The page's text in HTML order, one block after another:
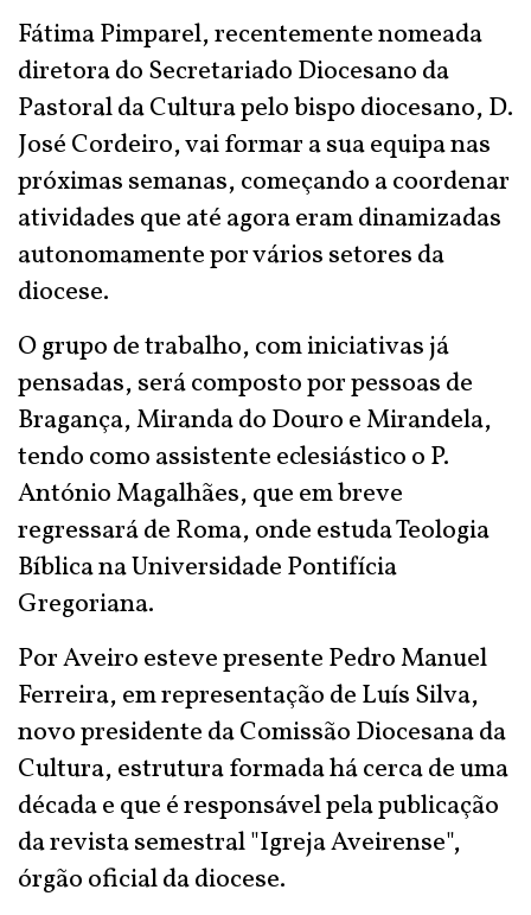
Fátima Pimparel, recentemente nomeada
diretora do Secretariado Diocesano da
Pastoral da Cultura pelo bispo diocesano, D.
José Cordeiro, vai formar a sua equipa nas
próximas semanas, começando a coordenar
atividades que até agora eram dinamizadas
autonomamente por vários setores da
diocese.
O grupo de trabalho, com iniciativas já
pensadas, será composto por pessoas de
Bragança, Miranda do Douro e Mirandela,
tendo como assistente eclesiástico o P.
António Magalhães, que em breve
regressará de Roma, onde estuda Teologia
Bíblica na Universidade Pontifícia
Gregoriana.
Por Aveiro esteve presente Pedro Manuel
Ferreira, em representação de Luís Silva,
novo presidente da Comissão Diocesana da
Cultura, estrutura formada há cerca de uma
década e que é responsável pela publicação
da revista semestral "Igreja Aveirense",
órgão oficial da diocese.